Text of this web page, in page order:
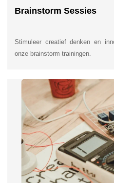
Brainstorm Sessies
Stimuleer creatief denken en
onze brainstorm trainingen.